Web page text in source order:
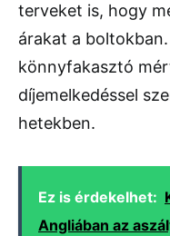
terveket is, hogy
árakat a
könnyfakasztó
díjemelkedéssel
hetekben.
Ez is érdekelhet:
Angliában az